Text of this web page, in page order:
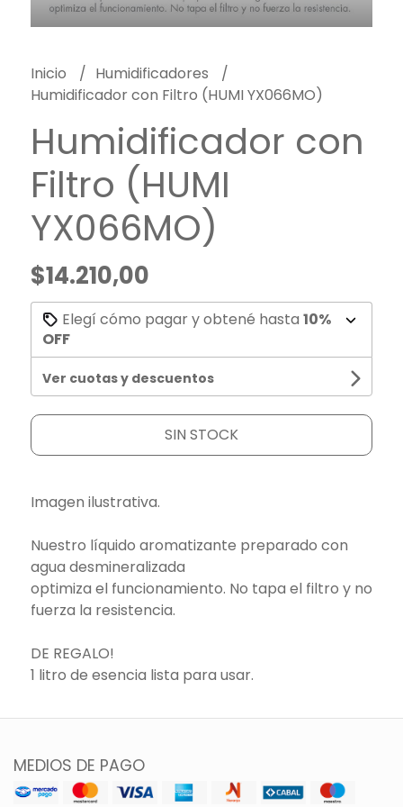
Inicio
Humidificadores
Humidificador con Filtro (HUMI YX066MO)
Humidificador con
Filtro (HUMI
YX066MO)
$14.210,00
Elegí cómo pagar y obtené hasta 10%
OFF
Ver cuotas y descuentos
SIN STOCK
Imagen ilustrativa.
Nuestro líquido aromatizante preparado con
agua desmineralizada
optimiza el funcionamiento. No tapa el filtro y no
fuerza la resistencia.
DE REGALO!
1 litro de esencia lista para usar.
MEDIOS DE PAGO